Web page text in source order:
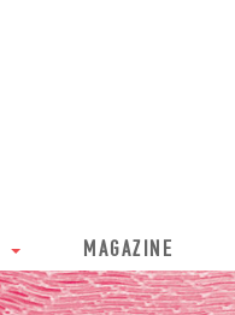
MAGAZINE